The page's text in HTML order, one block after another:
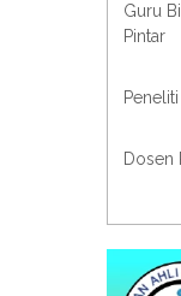
Guru
Pintar
Dosen